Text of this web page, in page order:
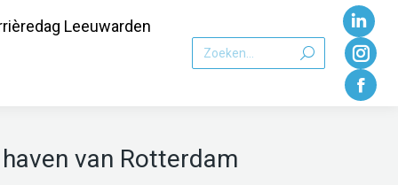
Leeuwarden
Zoeken:
van Rotterdam